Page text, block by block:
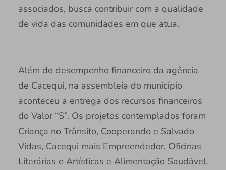
associados, busca contribuir com a qualidade
de vida das comunidades em que atua.
Além do desempenho financeiro da agência
de Cacequi, na assembleia do município
aconteceu a entrega dos recursos financeiros
do Valor “S”. Os projetos contemplados foram
Criança no Trânsito, Cooperando e Salvado
Vidas, Cacequi mais Empreendedor, Oficinas
Literárias e Artísticas e Alimentação Saudável.